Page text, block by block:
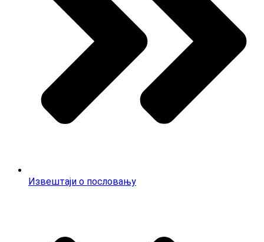
Извештаји о пословању